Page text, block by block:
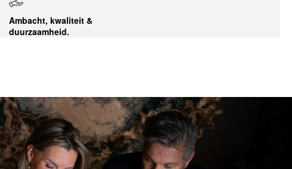
Ambacht, kwaliteit &
duurzaamheid.